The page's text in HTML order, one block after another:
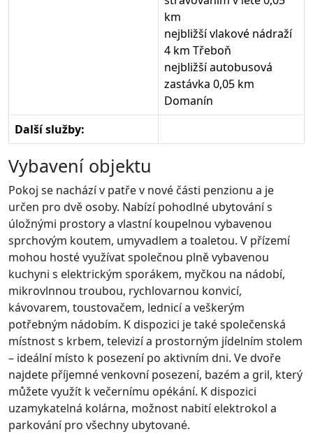
km
nejbližší vlakové nádraží
4 km Třeboň
nejbližší autobusová
zastávka 0,05 km
Domanín
Další služby:
Vybavení objektu
Pokoj se nachází v patře v nové části penzionu a je
určen pro dvě osoby. Nabízí pohodlné ubytování s
úložnými prostory a vlastní koupelnou vybavenou
sprchovým koutem, umyvadlem a toaletou. V přízemí
mohou hosté využívat společnou plně vybavenou
kuchyni s elektrickým sporákem, myčkou na nádobí,
mikrovlnnou troubou, rychlovarnou konvicí,
kávovarem, toustovačem, lednicí a veškerým
potřebným nádobím. K dispozici je také společenská
místnost s krbem, televizí a prostorným jídelním stolem
– ideální místo k posezení po aktivním dni. Ve dvoře
najdete příjemné venkovní posezení, bazém a gril, který
můžete využít k večernímu opékání. K dispozici
uzamykatelná kolárna, možnost nabití elektrokol a
parkování pro všechny ubytované.